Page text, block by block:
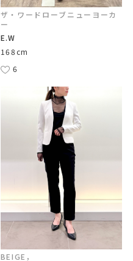
ザ・ワードローブニューヨーカ
ー
E.W
168cm
6
BEIGE，